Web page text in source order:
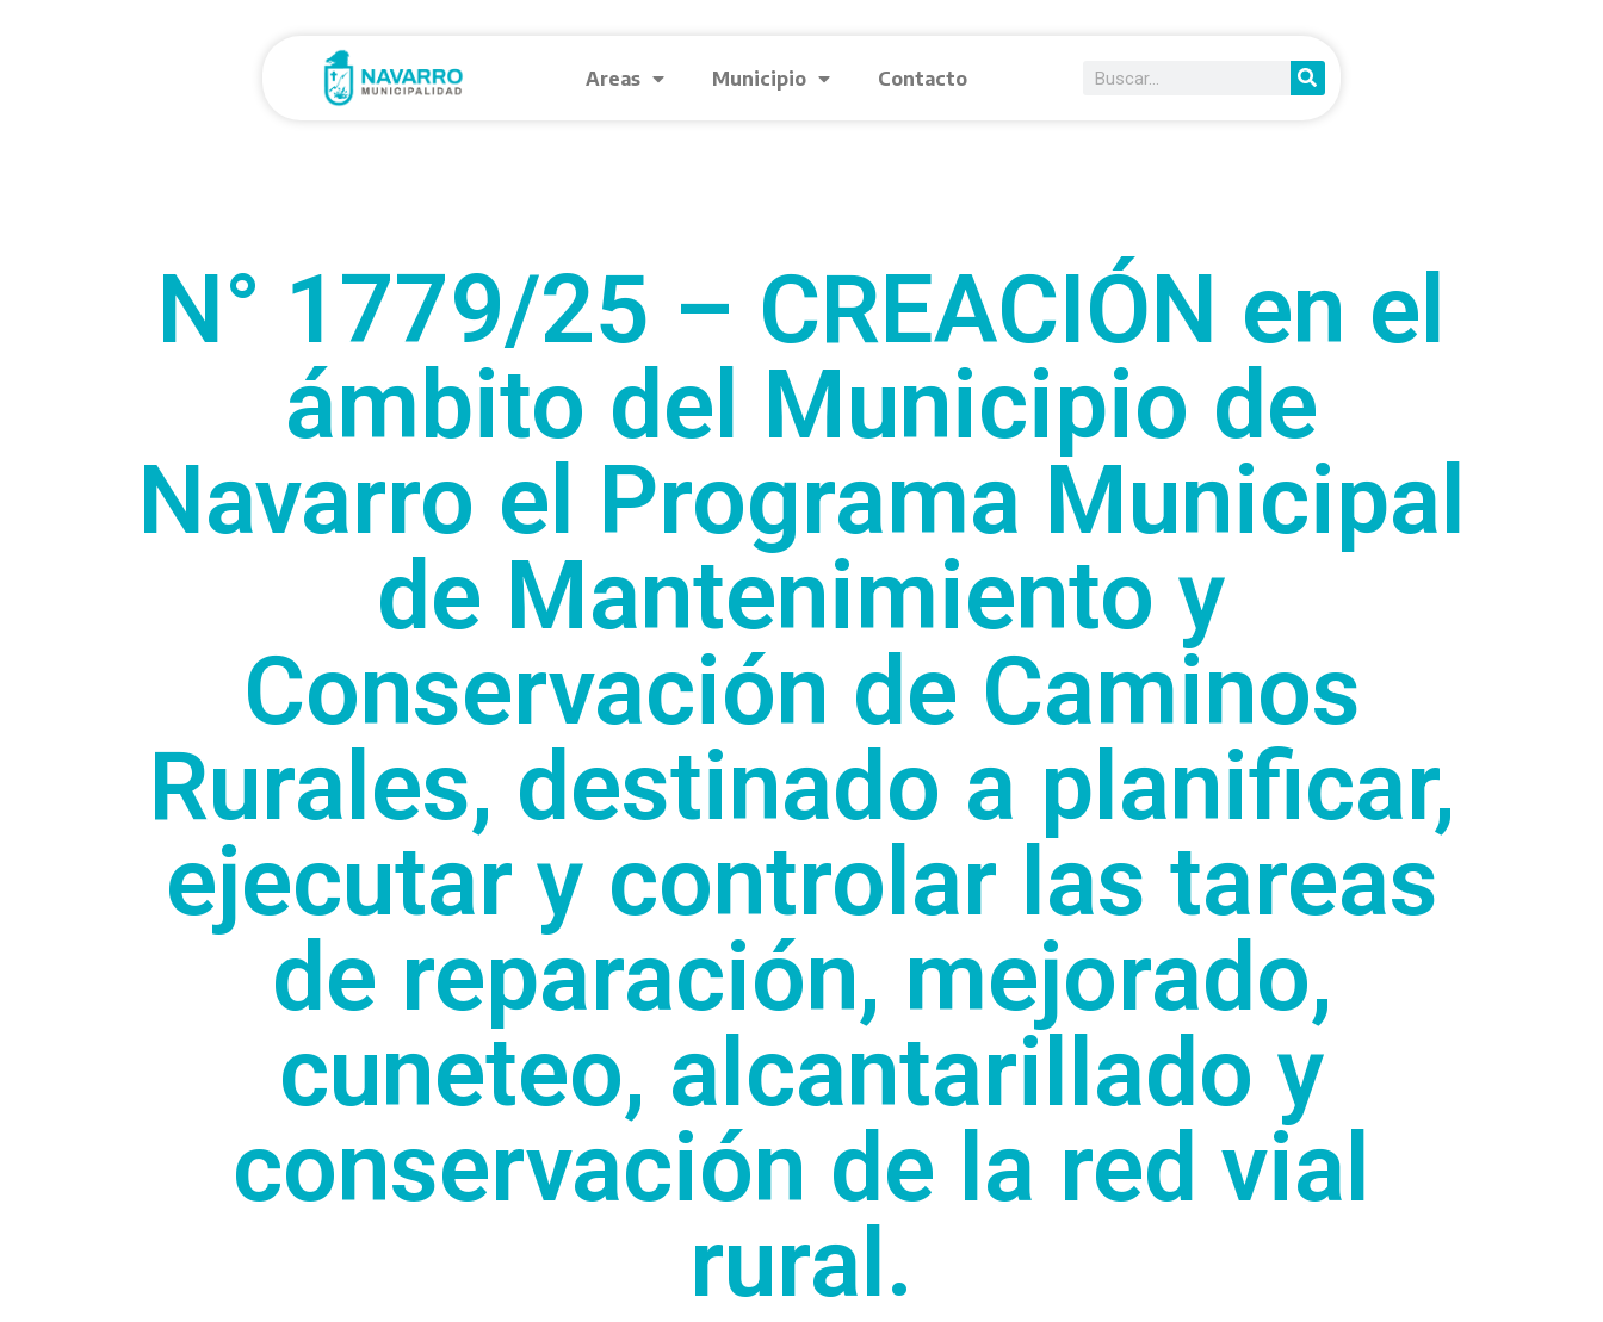
Areas Municipio Contacto
N° 1779/25 – CREACIÓN en el
ámbito del Municipio de
Navarro el Programa Municipal
de Mantenimiento y
Conservación de Caminos
Rurales, destinado a planificar,
ejecutar y controlar las tareas
de reparación, mejorado,
cuneteo, alcantarillado y
conservación de la red vial
rural.